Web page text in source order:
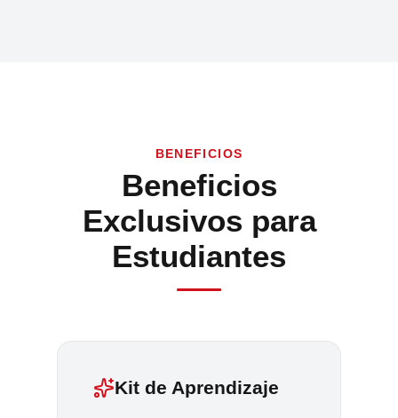
BENEFICIOS
Beneficios
Exclusivos para
Estudiantes
Kit de Aprendizaje